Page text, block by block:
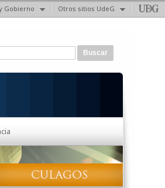
Gobierno Otros sitios UdeG
de búsqueda